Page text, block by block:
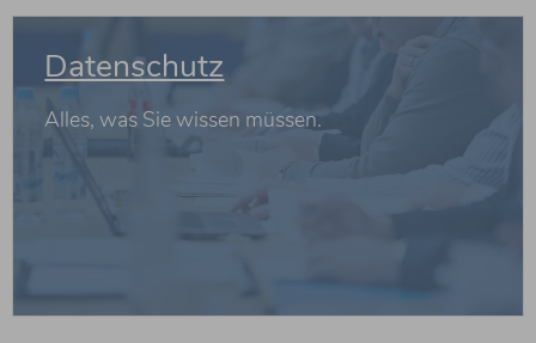
weiterlesen
Datenschutz
Alles, was Sie wissen müssen.